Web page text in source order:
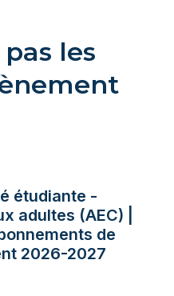
les
étudiante -
adultes (AEC) |
de
2026-2027